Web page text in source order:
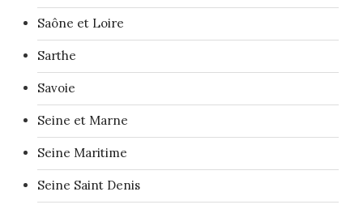
Saône et Loire
Sarthe
Savoie
Seine et Marne
Seine Maritime
Seine Saint Denis